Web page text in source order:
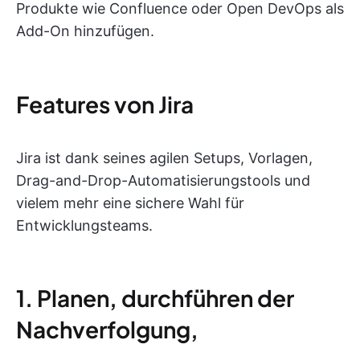
Produkte wie Confluence oder Open DevOps als
Add-On hinzufügen.
Features von Jira
Jira ist dank seines agilen Setups, Vorlagen,
Drag-and-Drop-Automatisierungstools und
vielem mehr eine sichere Wahl für
Entwicklungsteams.
1. Planen, durchführen der
Nachverfolgung,